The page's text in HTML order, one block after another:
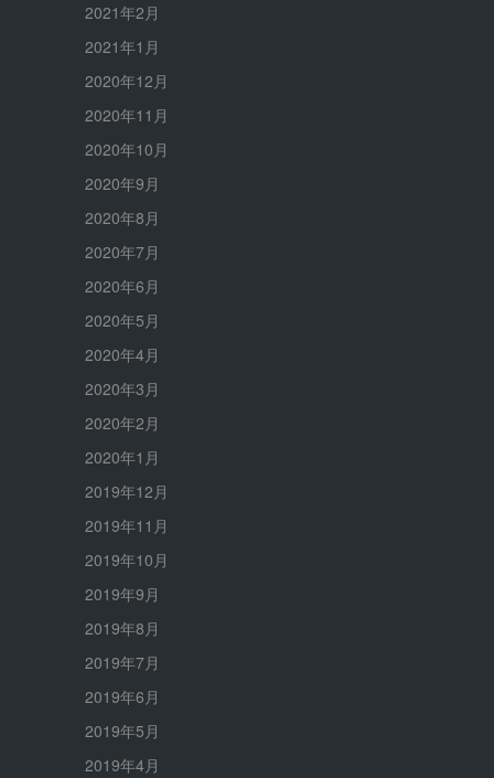
2021年2月
2021年1月
2020年12月
2020年11月
2020年10月
2020年9月
2020年8月
2020年7月
2020年6月
2020年5月
2020年4月
2020年3月
2020年2月
2020年1月
2019年12月
2019年11月
2019年10月
2019年9月
2019年8月
2019年7月
2019年6月
2019年5月
2019年4月